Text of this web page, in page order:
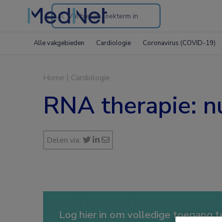
Search
the
Alle vakgebieden Cardiologie Coronavirus (COVID-19)
Home | Cardiologie
RNA therapie:
Delen via:
Log hier in om volledige toegang